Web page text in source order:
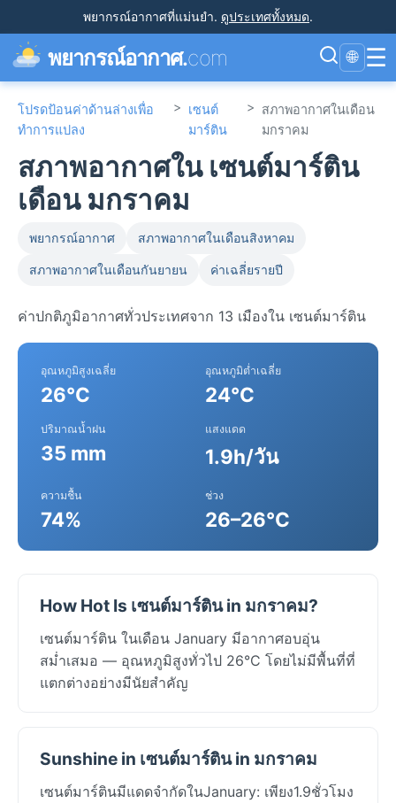
พยากรณ์อากาศที่แม่นยำ. ดูประเทศทั้งหมด.
พยากรณ์อากาศ.com 🌐 ☰
โปรดป้อนค่าด้านล่างเพื่อ
ทำการแปลง
> เซนต์
มาร์ติน
> สภาพอากาศในเดือน
มกราคม
สภาพอากาศใน เซนต์มาร์ติน
เดือน มกราคม
พยากรณ์อากาศ สภาพอากาศในเดือนสิงหาคม
สภาพอากาศในเดือนกันยายน ค่าเฉลี่ยรายปี
ค่าปกติภูมิอากาศทั่วประเทศจาก 13 เมืองใน เซนต์มาร์ติน
อุณหภูมิสูงเฉลี่ย
26°C
อุณหภูมิต่ำเฉลี่ย
24°C
ปริมาณน้ำฝน
35 mm
แสงแดด
1.9h/วัน
ความชื้น
74%
ช่วง
26–26°C
How Hot Is เซนต์มาร์ติน in มกราคม?
เซนต์มาร์ติน ในเดือน January มีอากาศอบอุ่น
สม่ำเสมอ — อุณหภูมิสูงทั่วไป 26°C โดยไม่มีพื้นที่ที่
แตกต่างอย่างมีนัยสำคัญ
Sunshine in เซนต์มาร์ติน in มกราคม
เซนต์มาร์ตินมีแดดจำกัดในJanuary: เพียง1.9ชั่วโมง